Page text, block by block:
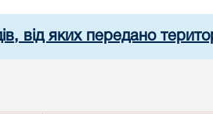
від яких передано